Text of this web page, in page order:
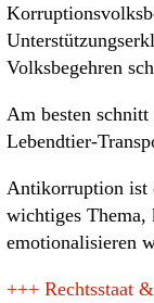
Volksbegehren
Am besten schnitt
Lebendtier-
Antikorruption ist
wichtiges Thema,
emotionalisieren
+++ Rechtsstaat